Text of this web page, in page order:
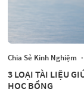
Chia Sẻ Kinh Nghiệm ·
3 LOẠI TÀI LIỆU
HỌC BỔNG